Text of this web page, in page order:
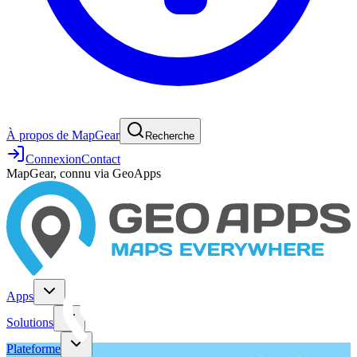
À propos de MapGear Recherche
ConnexionContact
MapGear, connu via GeoApps
Apps
Solutions
Plateforme